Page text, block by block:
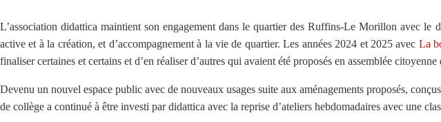
L’association didattica maintient son engagement dans le quartier des Ruffins-Le Morillon avec le
active et à la création, et d’accompagnement à la vie de quartier. Les années 2024 et 2025 avec La
finaliser certaines et certains et d’en réaliser d’autres qui avaient été proposés en assemblée
Devenu un nouvel espace public avec de nouveaux usages suite aux aménagements proposés,
de collège a continué à être investi par didattica avec la reprise d’ateliers hebdomadaires avec une